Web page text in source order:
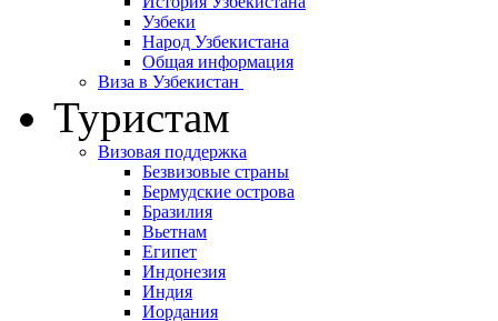
Узбеки
Народ Узбекистана
Общая информация
Виза в Узбекистан
Туристам
Визовая поддержка
Безвизовые страны
Бермудские острова
Бразилия
Вьетнам
Египет
Индонезия
Индия
Иордания